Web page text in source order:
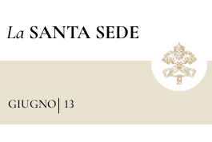
La SANTA SEDE
GIUGNO 13